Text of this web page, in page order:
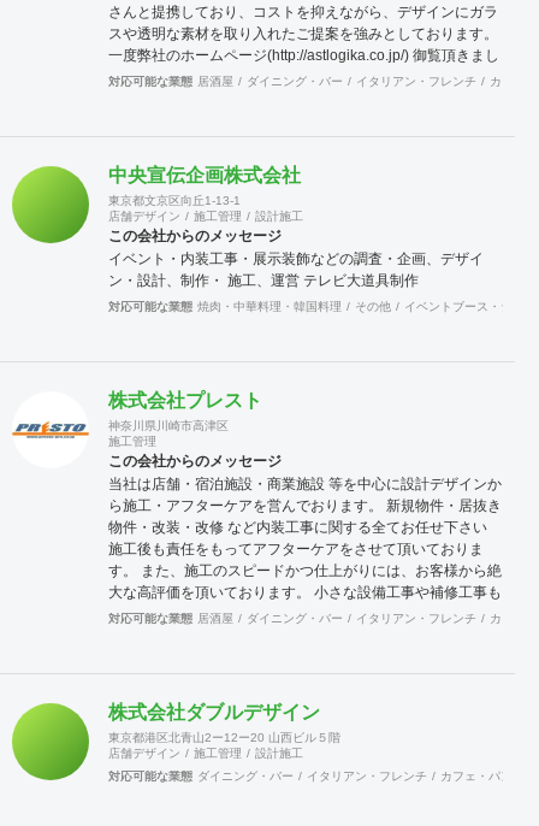
さんと提携しており、コストを抑えながら、デザインにガラ
スや透明な素材を取り入れたご提案を強みとしております。
一度弊社のホームページ(http://astlogika.co.jp/) 御覧頂きまし
て、お気軽に御質問頂ければ幸いです。 よろしくお願い致し
対応可能な業態 居酒屋 ダイニング・バー イタリアン・フレンチ カフェ
中央宣伝企画株式会社
東京都文京区向丘1-13-1
店舗デザイン
施工管理 設計施工
この会社からのメッセージ
イベント・内装工事・展示装飾などの調査・企画、デザイ
ン・設計、制作・ 施工、運営 テレビ大道具制作
対応可能な業態 焼肉・中華料理・韓国料理 その他 イベントブース・ショ
株式会社プレスト
神奈川県川崎市高津区
施工管理
この会社からのメッセージ
当社は店舗・宿泊施設・商業施設 等を中心に設計デザインか
ら施工・アフターケアを営んでおります。 新規物件・居抜き
物件・改装・改修 など内装工事に関する全てお任せ下さい
施工後も責任をもってアフターケアをさせて頂いておりま
す。 また、施工のスピードかつ仕上がりには、お客様から絶
大な高評価を頂いております。 小さな設備工事や補修工事も
迅速にご対応致しますので、困った事が有ったら先ずは当社
対応可能な業態 居酒屋 ダイニング・バー イタリアン・フレンチ カフェ
株式会社ダブルデザイン
東京都港区北青山2ー12ー20 山西ビル５階
店舗デザイン
施工管理
設計施工
対応可能な業態 ダイニング・バー イタリアン・フレンチ カフェ・パン・ケ